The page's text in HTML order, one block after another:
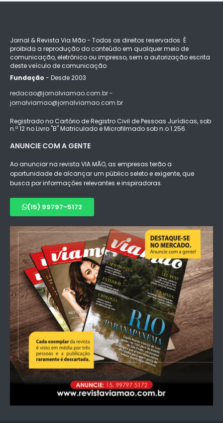
Jornal & Revista Via Mão - Todos os direitos reservados. É
proibida a reprodução do conteúdo em qualquer meio de
comunicação, eletrônico ou impresso, sem a autorização escrita
deste veículo de comunicação
Fundação - Desde 2003
redacao@jornalviamao.com.br -
jornalviamao@jornalviamao.com.br
Registrado no Cartório de Registro Civil de Pessoas Jurídicas, sob
n.º 12 no Livro "B" Matriculado e Microfilmado sob n.o 1.256.
ANUNCIE COM A GENTE
Ao anunciar na revista VIA MÃO, as empresas terão a
oportunidade de alcançar um público seleto e exigente, que
busca por informações relevantes e inspiradoras.
(15) 99797-5172